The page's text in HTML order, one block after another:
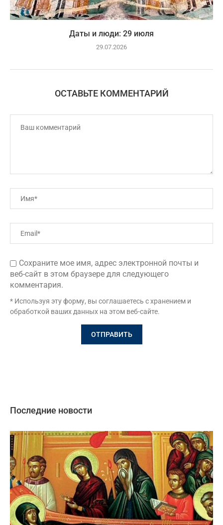
Даты и люди: 29 июля
29.07.2026
ОСТАВЬТЕ КОММЕНТАРИЙ
Сохраните мое имя, адрес электронной почты и
веб-сайт в этом браузере для следующего
комментария.
* Используя эту форму, вы соглашаетесь с хранением и
обработкой ваших данных на этом веб-сайте.
Последние новости